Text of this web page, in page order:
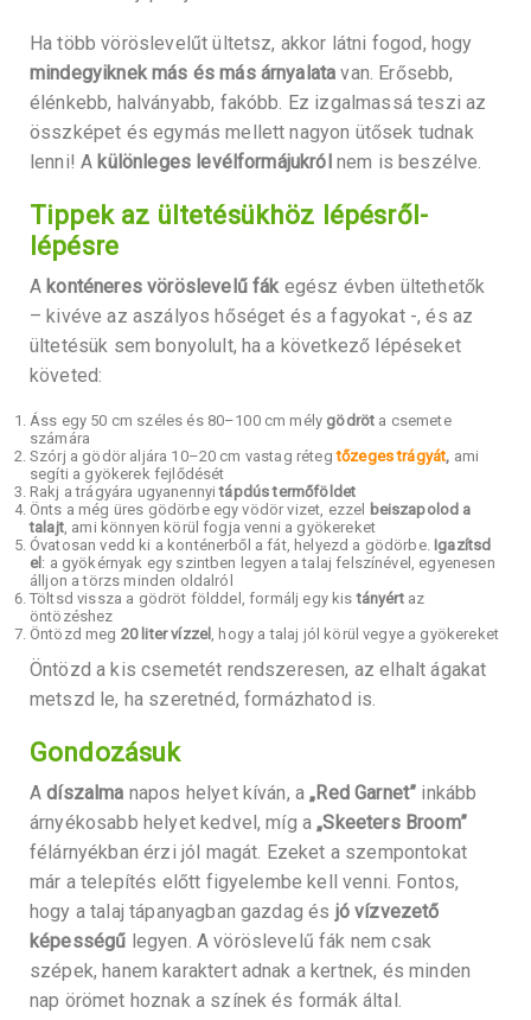
Ha több vöröslevelűt ültetsz, akkor látni fogod, hogy
mindegyiknek más és más árnyalata van. Erősebb,
élénkebb, halványabb, fakóbb. Ez izgalmassá teszi az
összképet és egymás mellett nagyon ütősek tudnak
lenni! A különleges levélformájukrólnem is beszélve.
Tippek az ültetésükhöz lépésről-
lépésre
A konténeres vöröslevelű fák egész évben ültethetők
– kivéve az aszályos hőséget és a fagyokat -, és az
ültetésük sem bonyolult, ha a következő lépéseket
követed:
Áss egy 50 cm széles és 80–100 cm mély gödröt a csemete
számára
Szórj a gödör aljára 10–20 cm vastag rétegtőzeges trágyát, ami
segíti a gyökerek fejlődését
Rakj a trágyára ugyanennyitápdús termőföldet
Önts a még üres gödörbe egy vödör vizet, ezzel beiszapolod a
talajt, ami könnyen körül fogja venni a gyökereket
Óvatosan vedd ki a konténerből a fát, helyezd a gödörbe. Igazítsd
el : a gyökérnyak egy szintben legyen a talaj felszínével, egyenesen
álljon a törzs minden oldalról
Töltsd vissza a gödröt földdel, formálj egy kistányértaz
öntözéshez
Öntözd meg 20 liter vízzel , hogy a talaj jól körül vegye a gyökereket
Öntözd a kis csemetét rendszeresen, az elhalt ágakat
metszd le, ha szeretnéd, formázhatod is.
Gondozásuk
Adíszalma napos helyet kíván, a„Red Garnet” inkább
árnyékosabb helyet kedvel, míg a„Skeeters Broom”
félárnyékban érzi jól magát. Ezeket a szempontokat
már a telepítés előtt figyelembe kell venni. Fontos,
hogy a talaj tápanyagban gazdag és jó vízvezető
képességű legyen. A vöröslevelű fák nem csak
szépek, hanem karaktert adnak a kertnek, és minden
nap örömet hoznak a színek és formák által.